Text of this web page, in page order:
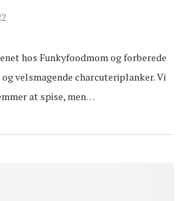
hos Funkyfoodmom og forberede
velsmagende charcuteriplanker. Vi
at spise, men…